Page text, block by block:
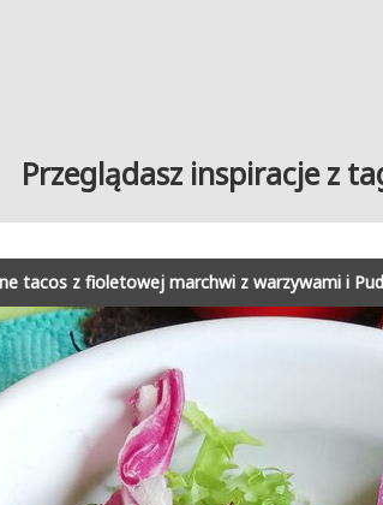
Przeglądasz inspiracje z
tacos z fioletowej marchwi z warzywami i